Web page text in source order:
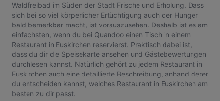
Waldfreibad im Süden der Stadt Frische und Erholung. Dass
sich bei so viel körperlicher Ertüchtigung auch der Hunger
bald bemerkbar macht, ist vorauszusehen. Deshalb ist es am
einfachsten, wenn du bei Quandoo einen Tisch in einem
Restaurant in Euskirchen reservierst. Praktisch dabei ist,
dass du dir die Speisekarte ansehen und Gästebewertungen
durchlesen kannst. Natürlich gehört zu jedem Restaurant in
Euskirchen auch eine detaillierte Beschreibung, anhand derer
du entscheiden kannst, welches Restaurant in Euskirchen am
besten zu dir passt.